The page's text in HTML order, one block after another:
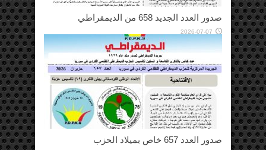
صدور العدد الجديد 658 من الديمقراطي
2026-07-07
صدور العدد 657 خاص بميلاد الحزب